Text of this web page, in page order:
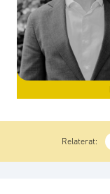
Relaterat: